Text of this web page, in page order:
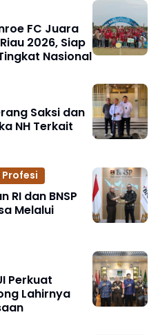
FC Juara
2026, Siap
Nasional
Saksi dan
RI dan BNSP
Melalui
Perkuat
Lahirnya